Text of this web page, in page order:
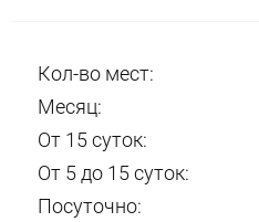
Кол-во мест:
Месяц:
От 15 суток:
От 5 до 15 суток:
Посуточно: